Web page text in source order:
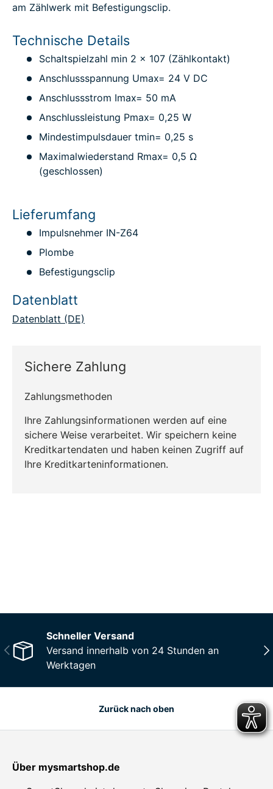
am Zählwerk mit Befestigungsclip.
Technische Details
Schaltspielzahl min 2 x 107 (Zählkontakt)
Anschlussspannung Umax= 24 V DC
Anschlussstrom Imax= 50 mA
Anschlussleistung Pmax= 0,25 W
Mindestimpulsdauer tmin= 0,25 s
Maximalwiederstand Rmax= 0,5 Ω
(geschlossen)
Lieferumfang
Impulsnehmer IN-Z64
Plombe
Befestigungsclip
Datenblatt
Datenblatt (DE)
Sichere Zahlung
Zahlungsmethoden
Ihre Zahlungsinformationen werden auf eine
sichere Weise verarbeitet. Wir speichern keine
Kreditkartendaten und haben keinen Zugriff auf
Ihre Kreditkarteninformationen.
Vorherige
Schneller Versand
Versand innerhalb von 24 Stunden an
Werktagen
Zurück nach oben
Über mysmartshop.de